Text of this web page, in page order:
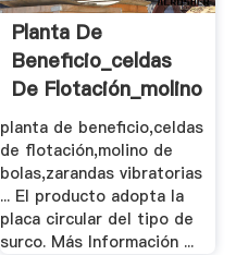
Planta De
Beneficio_celdas
De Flotación_molino
De .
planta de beneficio,celdas
de flotación,molino de
bolas,zarandas vibratorias
... El producto adopta la
placa circular del tipo de
surco. Más Información ...